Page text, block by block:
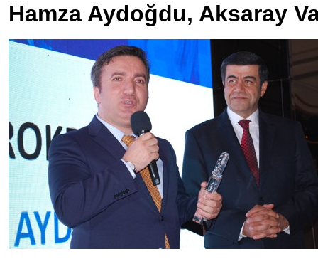
Hamza Aydoğdu, Aksaray